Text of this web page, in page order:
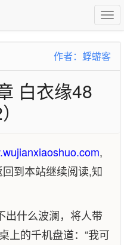
作者：蜉蝣客
白衣缘48
,
到本站继续阅读,知
出什么波澜，将人带
上的千机盘道：“我可